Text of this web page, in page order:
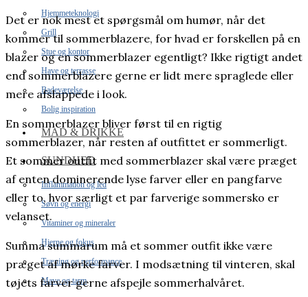
Hjemmeteknologi
Grill
Stue og kontor
Have og terrasse
Badeværelse
Bolig inspiration
MAD & DRIKKE
SUNDHED
Inflammation og led
Søvn og energi
Vitaminer og mineraler
Hjerne og fokus
Træning og performance
Mave og tarm
Det er nok mest et spørgsmål om humør, når det
kommer til sommerblazere, for hvad er forskellen på en
blazer og en sommerblazer egentligt? Ikke rigtigt andet
end sommerblazere gerne er lidt mere spraglede eller
mere afslappede i look.
En sommerblazer bliver først til en rigtig
sommerblazer, når resten af outfittet er sommerligt.
Et sommer outfit med sommerblazer skal være præget
af enten dominerende lyse farver eller en pangfarve
eller to, hvor særligt et par farverige sommersko er
velanset.
Summa summarum må et sommer outfit ikke være
præget af mørke farver. I modsætning til vinteren, skal
tøjets farver gerne afspejle sommerhalvåret.